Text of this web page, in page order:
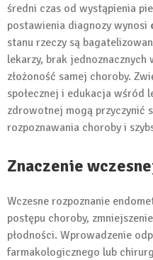
średni czas od wystąpienia
postawienia diagnozy wynosi
stanu rzeczy są
lekarzy, brak
złożoność samej choroby.
społecznej i edukacja wśród
zdrowotnej mogą przyczynić
rozpoznawania choroby i
Znaczenie
Wczesne rozpoznanie
postępu choroby,
płodności. Wprowadzenie
farmakologicznego lub